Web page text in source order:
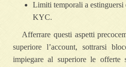
Limiti temporali a estinguersi
KYC.
Afferrare questi aspetti
superiore l’account, sottrarsi
impiegare al superiore le offerte